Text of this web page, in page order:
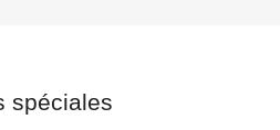
spéciales